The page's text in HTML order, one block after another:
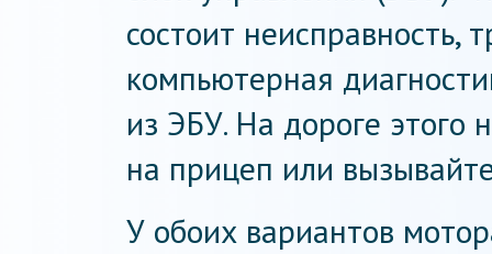
состоит
компьютерная
из ЭБУ. На дороге этого
на прицеп или
У обоих вариантов